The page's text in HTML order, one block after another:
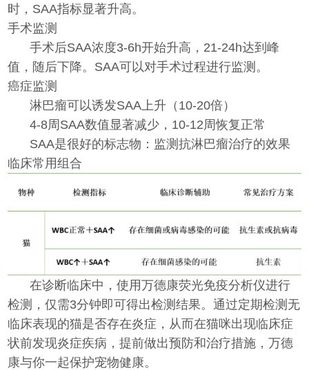
时，SAA指标显著升高。
手术监测
手术后SAA浓度3-6h开始升高，21-24h达到峰
值，随后下降。SAA可以对手术过程进行监测。
癌症监测
淋巴瘤可以诱发SAA上升（10-20倍）
4-8周SAA数值显著减少，10-12周恢复正常
SAA是很好的标志物：监测抗淋巴瘤治疗的效果
临床常用组合
在诊断临床中，使用万德康荧光免疫分析仪进行
检测，仅需3分钟即可得出检测结果。通过定期检测无
临床表现的猫是否存在炎症，从而在猫咪出现临床症
状前发现炎症疾病，提前做出预防和治疗措施，万德
康与你一起保护宠物健康。